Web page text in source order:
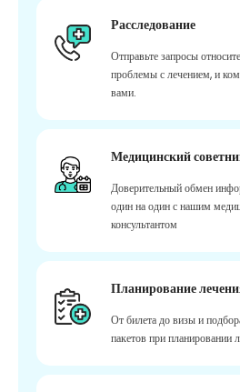
Расследование
Отправьте запросы
проблемы с лечением, и
вами.
Медицинский
Доверительный обмен
один на один с нашим
консультантом
Планирование
От билета до визы и
пакетов при планировании